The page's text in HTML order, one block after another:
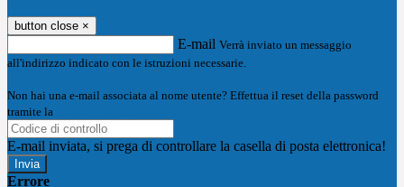
button close ×
E-mail Verrà inviato un messaggio
all'indirizzo indicato con le istruzioni necessarie.
Non hai una e-mail associata al nome utente? Effettua il reset della password
tramite la
E-mail inviata, si prega di controllare la casella di posta elettronica!
Errore